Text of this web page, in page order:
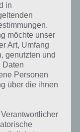
eigentlich und was
Gemütliches
in
möchte unser
Art, Umfang
genutzten und
Daten
Personen
über die ihnen